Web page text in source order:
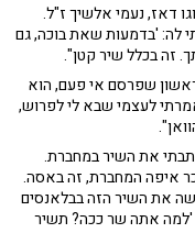
דאז, נעמי אלשיך ז"ל.
לה: 'בדמעות שאת בוכה, גם
זה בכלל שיר קטן".
שפרסם אי פעם, הוא
לעצמי שבא לי לפרוש,
את השיר במחברת.
איפה המחברת, זה באסה.
את השיר הזה בבלאנסים
'למה אתה שר ככה? תשיר